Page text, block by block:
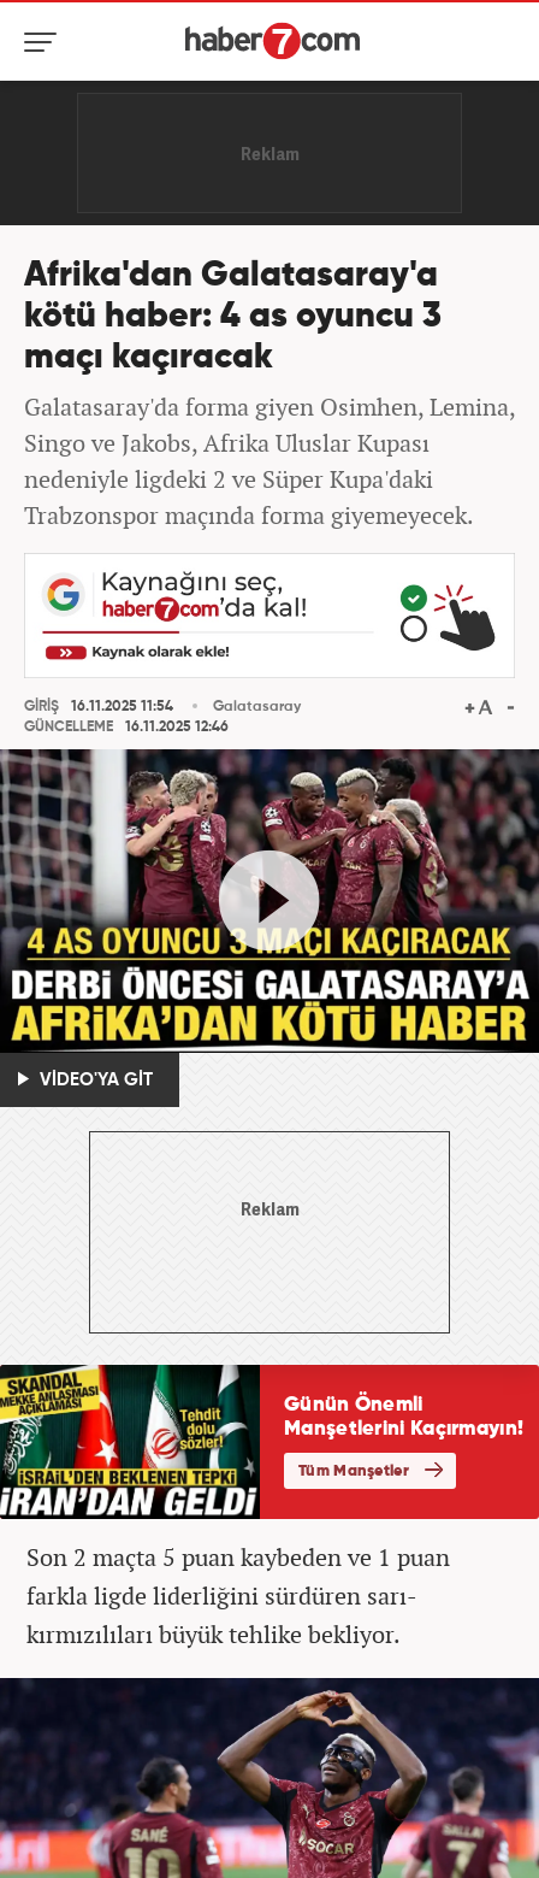
Afrika'dan Galatasaray'a
kötü haber: 4 as oyuncu 3
maçı kaçıracak
Galatasaray'da forma giyen Osimhen, Lemina,
Singo ve Jakobs, Afrika Uluslar Kupası
nedeniyle ligdeki 2 ve Süper Kupa'daki
Trabzonspor maçında forma giyemeyecek.
GİRİŞ
16.11.2025 11:54
GÜNCELLEME
16.11.2025 12:46
Galatasaray
VİDEO'YA GİT
Son 2 maçta 5 puan kaybeden ve 1 puan
farkla ligde liderliğini sürdüren sarı-
kırmızılıları büyük tehlike bekliyor.